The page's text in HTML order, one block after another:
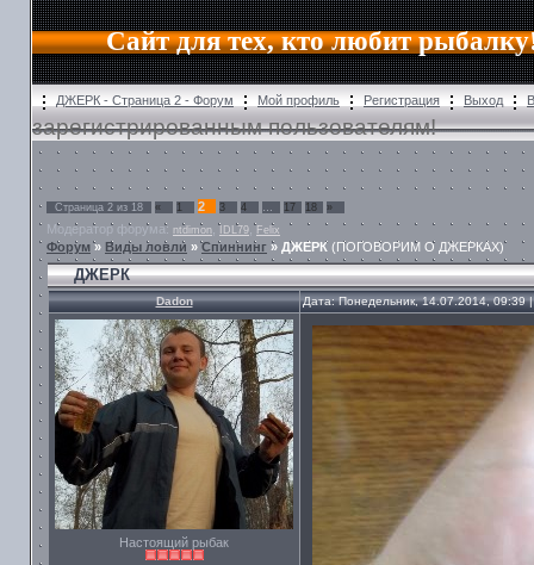
Сайт для тех, кто любит
ДЖЕРК - Страница 2 - Форум Мой профиль Регистрация Выход
зарегистрированным пользователям!
Страница 2 из 18 « 1 2 3 4 … 17 18 »
Модератор форума: ntdimon , IDL79 , Felix
Форум» Виды ловли »Спиннинг » ДЖЕРК (ПОГОВОРИМ О ДЖЕРКАХ)
ДЖЕРК
Dadon Дата: Понедельник, 14.07.2014,
Настоящий рыбак